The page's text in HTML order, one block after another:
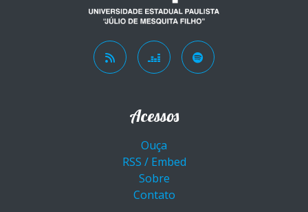
Acessos
Ouça
RSS / Embed
Sobre
Contato